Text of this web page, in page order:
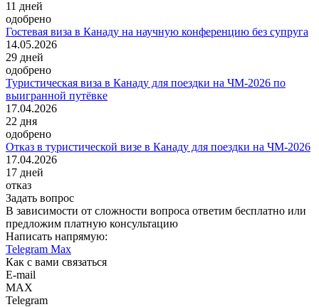
11 дней
одобрено
Гостевая виза в Канаду на научную конференцию без супруга
14.05.2026
29 дней
одобрено
Туристическая виза в Канаду для поездки на ЧМ-2026 по
выигранной путёвке
17.04.2026
22 дня
одобрено
Отказ в туристической визе в Канаду для поездки на ЧМ-2026
17.04.2026
17 дней
отказ
Задать вопрос
В зависимости от сложности вопроса ответим бесплатно или
предложим платную консультацию
Написать напрямую:
Telegram Max
Как с вами связаться
E-mail
MAX
Telegram